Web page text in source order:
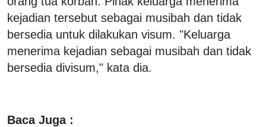
kejadian tersebut sebagai musibah dan tidak
bersedia untuk dilakukan visum. "Keluarga
menerima kejadian sebagai musibah dan tidak
bersedia divisum," kata dia.
Baca Juga :